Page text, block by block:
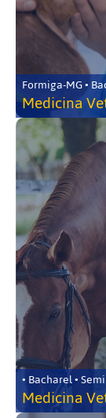
Formiga-MG •
Medicina
• Bacharel •
Medicina